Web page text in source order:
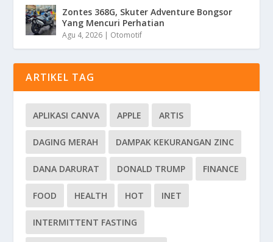
Zontes 368G, Skuter Adventure Bongsor
Yang Mencuri Perhatian
Agu 4, 2026 | Otomotif
ARTIKEL TAG
APLIKASI CANVA APPLE ARTIS
DAGING MERAH DAMPAK KEKURANGAN ZINC
DANA DARURAT DONALD TRUMP FINANCE
FOOD HEALTH HOT INET
INTERMITTENT FASTING